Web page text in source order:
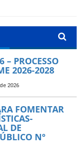
– PROCESSO
2026-2028
2026
FOMENTAR
DE
Nº